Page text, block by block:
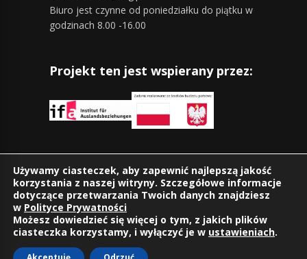
Biuro jest czynne od poniedziałku do piątku w
godzinach 8.00 -16.00
Projekt ten jest wspierany przez:
Znajdziesz nas również na:
Używamy ciasteczek, aby zapewnić najlepszą jakość
korzystania z naszej witryny. Szczegółowe informacje
dotyczące przetwarzania Twoich danych znajdziesz
w Polityce Prywatności
Możesz dowiedzieć się więcej o tym, z jakich plików
ciasteczka korzystamy, i wyłączyć je w ustawieniach.